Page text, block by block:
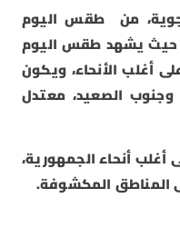
من طقس اليوم
الأربعاء اليوم مايو 2025، حيث يشهد طقس اليوم
أغلب الأنحاء، ويكون
الصعيد، معتدل
أغلب أنحاء الجمهورية،
المناطق المكشوفة.